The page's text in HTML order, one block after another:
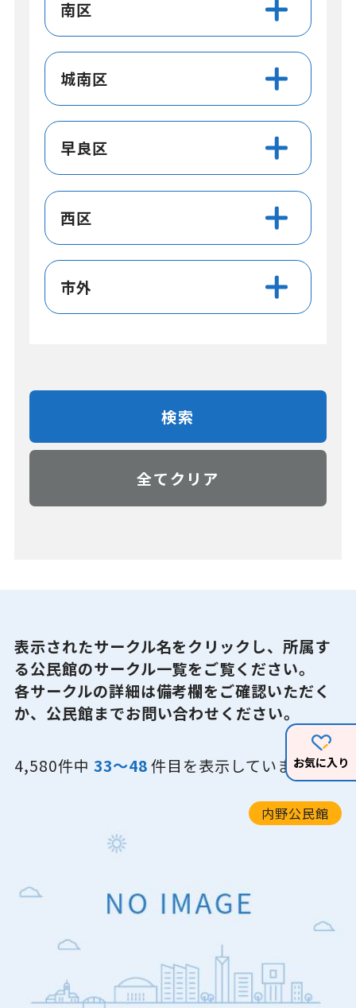
お気に入り
南区
城南区
早良区
西区
市外
検索
全てクリア
表示されたサークル名をクリックし、所属す
る公民館のサークル一覧をご覧ください。
各サークルの詳細は備考欄をご確認いただく
か、公民館までお問い合わせください。
4,580件中 33～48件目を表示しています
内野公民館